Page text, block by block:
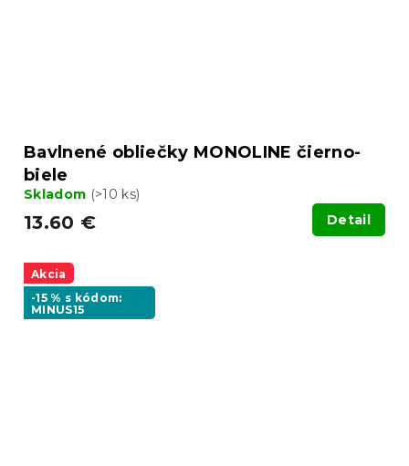
Bavlnené obliečky MONOLINE čierno-
biele
Skladom (>10 ks)
13.60 € Detail
Akcia
-15 % s kódom:
MINUS15